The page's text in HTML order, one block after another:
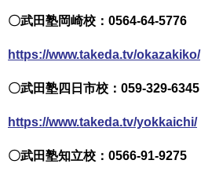
〇武田塾岡崎校：0564-64-5776
https://www.takeda.tv/okazakiko/
〇武田塾四日市校：059-329-6345
https://www.takeda.tv/yokkaichi/
〇武田塾知立校：0566-91-9275